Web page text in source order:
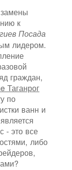
к
Посада
лидером.
граждан,
Таганрог
по
ванн и
- это все
либо